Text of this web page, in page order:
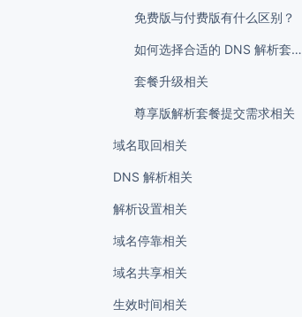
免费版与付费版有什么区别？
如何选择合适的 DNS 解析套餐？
套餐升级相关
尊享版解析套餐提交需求相关
域名取回相关
DNS 解析相关
解析设置相关
域名停靠相关
域名共享相关
生效时间相关